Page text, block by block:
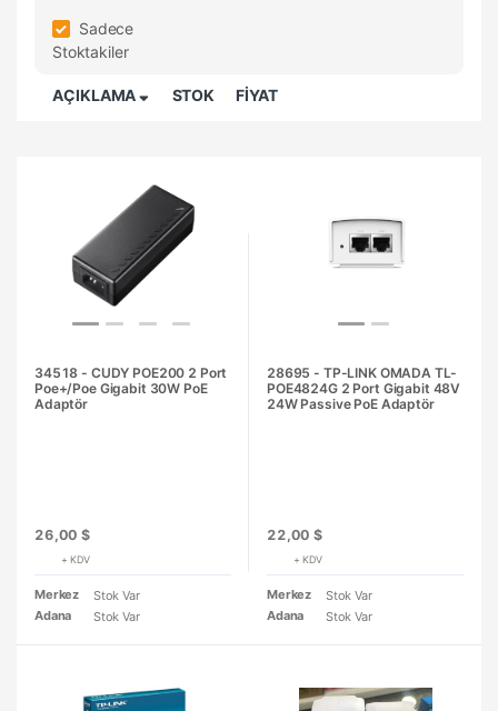
Sadece
Stoktakiler
AÇIKLAMA STOK FİYAT
34518 - CUDY POE200 2 Port
Poe+/Poe Gigabit 30W PoE
Adaptör
26,00 $
+ KDV
Merkez
Stok Var
Adana
Stok Var
28695 - TP-LINK OMADA TL-
POE4824G 2 Port Gigabit 48V
24W Passive PoE Adaptör
22,00 $
+ KDV
Merkez
Stok Var
Adana
Stok Var